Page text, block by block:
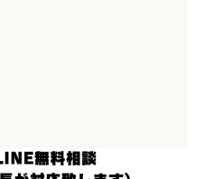
All Rights Reserved